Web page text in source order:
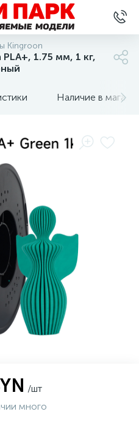
Kingroon
1.75 мм, 1 кг,
Наличие в
/шт
много